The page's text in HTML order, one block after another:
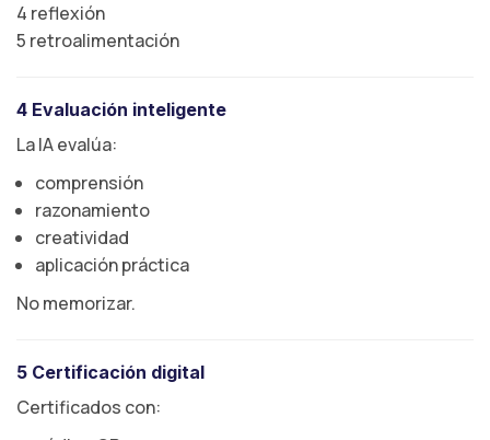
4 reflexión
5 retroalimentación
4 Evaluación inteligente
La IA evalúa:
comprensión
razonamiento
creatividad
aplicación práctica
No memorizar.
5 Certificación digital
Certificados con: